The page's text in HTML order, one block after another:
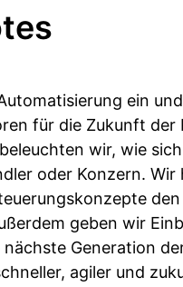
ein
für die Zukunft der
wir, wie
oder Konzern.
geben wir
Generation
agiler und